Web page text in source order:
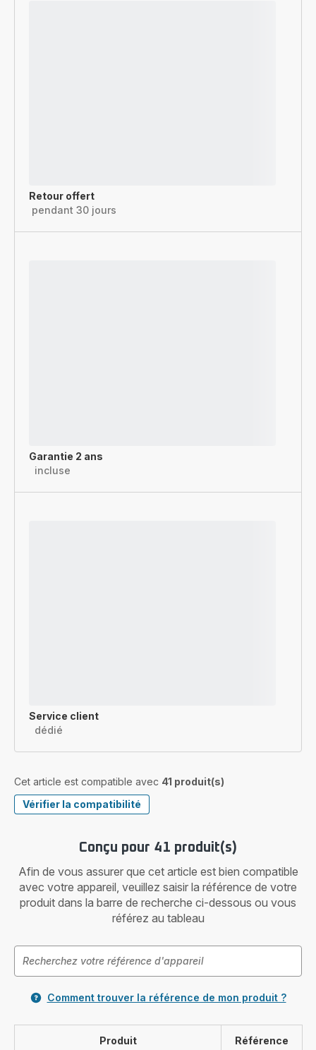
Retour offert
pendant 30 jours
Garantie 2 ans
incluse
Service client
dédié
Cet article est compatible avec 41 produit(s)
Vérifier la compatibilité
Conçu pour 41 produit(s)
Afin de vous assurer que cet article est bien compatible
avec votre appareil, veuillez saisir la référence de votre
produit dans la barre de recherche ci-dessous ou vous
référez au tableau
Comment trouver la référence de mon produit ?
Produit Référence